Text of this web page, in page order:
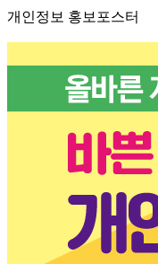
개인정보 홍보포스터